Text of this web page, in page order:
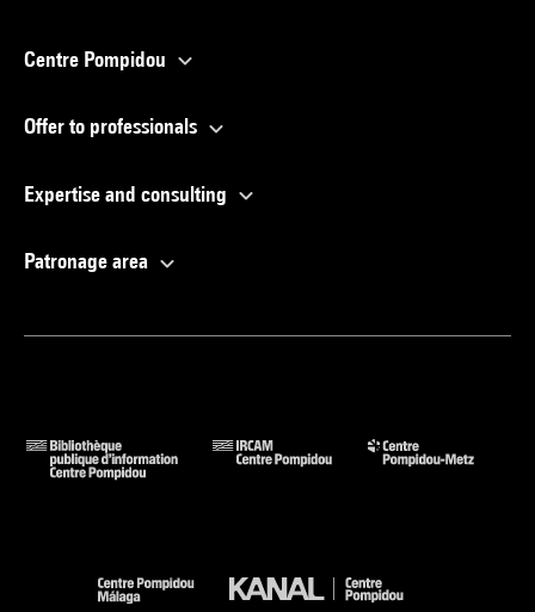
Centre Pompidou
Offer to professionals
Expertise and consulting
Patronage area